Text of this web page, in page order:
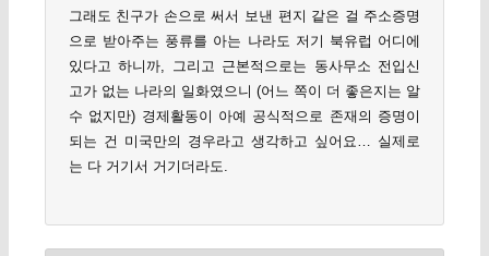
그래도 친구가 손으로 써서 보낸 편지 같은 걸 주소증명
으로 받아주는 풍류를 아는 나라도 저기 북유럽 어디에
있다고 하니까, 그리고 근본적으로는 동사무소 전입신
고가 없는 나라의 일화였으니 (어느 쪽이 더 좋은지는 알
수 없지만) 경제활동이 아예 공식적으로 존재의 증명이
되는 건 미국만의 경우라고 생각하고 싶어요… 실제로
는 다 거기서 거기더라도.